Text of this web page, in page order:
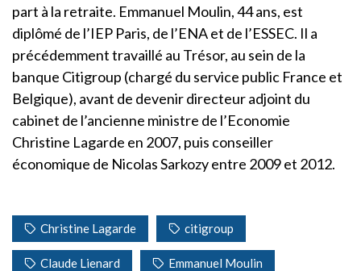
part à la retraite. Emmanuel Moulin, 44 ans, est
diplômé de l’IEP Paris, de l’ENA et de l’ESSEC. Il a
précédemment travaillé au Trésor, au sein de la
banque Citigroup (chargé du service public France et
Belgique), avant de devenir directeur adjoint du
cabinet de l’ancienne ministre de l’Economie
Christine Lagarde en 2007, puis conseiller
économique de Nicolas Sarkozy entre 2009 et 2012.
Christine Lagarde citigroup
Claude Lienard Emmanuel Moulin